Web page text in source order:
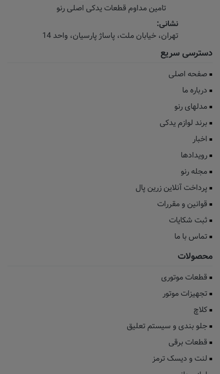
تامین مداوم قطعات یدکی اصلی رنو
نشانی:
تهران، خیابان‌ ملت، پاساژ‌ پارسیان، واحد 14
دسترسی سریع
صفحه اصلی
درباره ما
مدلهای رنو
برند لوازم یدکی
اخبار
رویدادها
مجله رنو
پرداخت آنلاین زرین پال
قوانین و مقررات
ثبت شکایات
تماس با ما
محصولات
قطعات موتوری
تجهیزات موتور
کلاچ
جلو بندی و سیستم تعلیق
قطعات برقی
لنت و دیسک ترمز